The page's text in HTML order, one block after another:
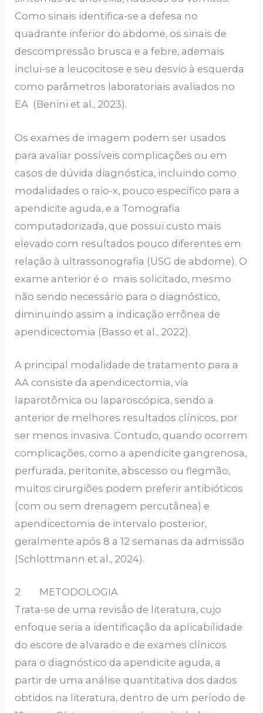
Como sinais identifica-se a defesa no
quadrante inferior do abdome, os sinais de
descompressão brusca e a febre, ademais
inclui-se a leucocitose e seu desvio à esquerda
como parâmetros laboratoriais avaliados no
EA (Benini et al., 2023).
Os exames de imagem podem ser usados
para avaliar possíveis complicações ou em
casos de dúvida diagnóstica, incluindo como
modalidades o raio-x, pouco específico para a
apendicite aguda, e a Tomografia
computadorizada, que possui custo mais
elevado com resultados pouco diferentes em
relação à ultrassonografia (USG de abdome). O
exame anterior é o mais solicitado, mesmo
não sendo necessário para o diagnóstico,
diminuindo assim a indicação errônea de
apendicectomia (Basso et al., 2022).
A principal modalidade de tratamento para a
AA consiste da apendicectomia, via
laparotômica ou laparoscópica, sendo a
anterior de melhores resultados clínicos, por
ser menos invasiva. Contudo, quando ocorrem
complicações, como a apendicite gangrenosa,
perfurada, peritonite, abscesso ou flegmão,
muitos cirurgiões podem preferir antibióticos
(com ou sem drenagem percutânea) e
apendicectomia de intervalo posterior,
geralmente após 8 a 12 semanas da admissão
(Schlottmann et al., 2024).
2 METODOLOGIA
Trata-se de uma revisão de literatura, cujo
enfoque seria a identificação da aplicabilidade
do escore de alvarado e de exames clínicos
para o diagnóstico da apendicite aguda, a
partir de uma análise quantitativa dos dados
obtidos na literatura, dentro de um período de